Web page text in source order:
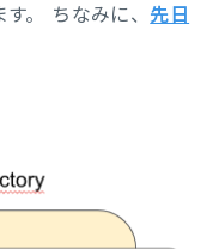
。 ちなみに、 先日